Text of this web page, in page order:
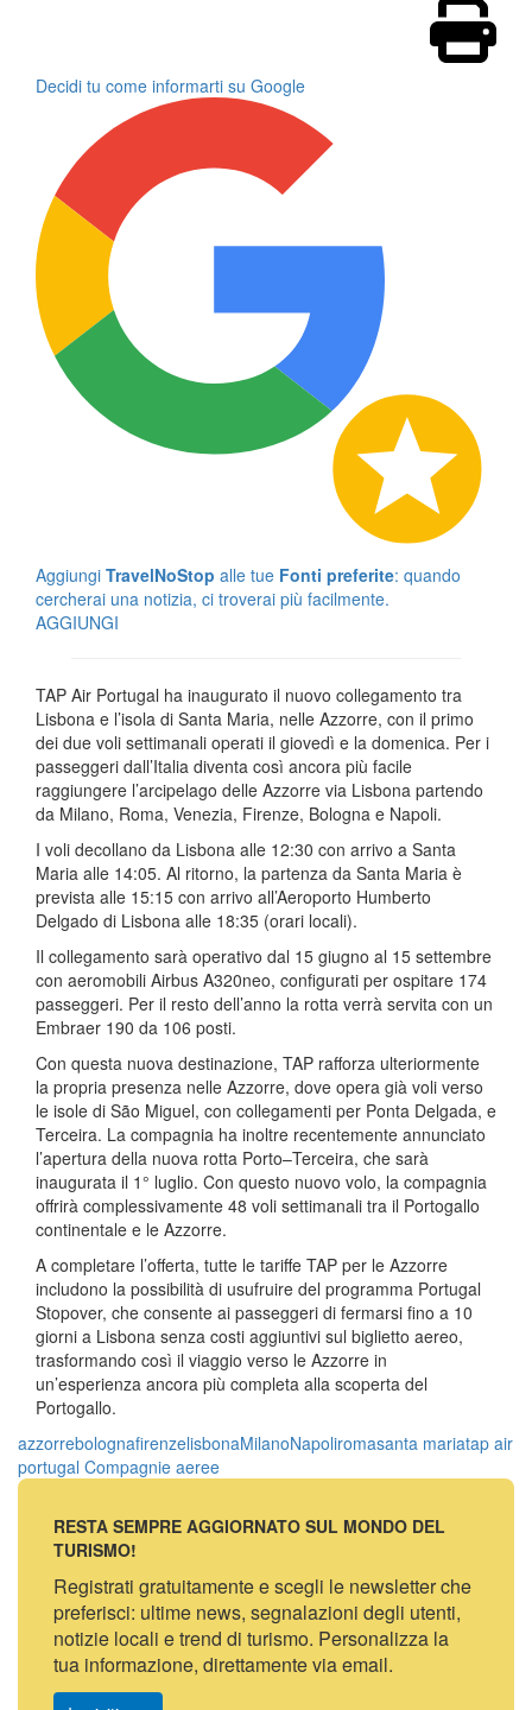
Decidi tu come informarti su Google
Aggiungi TravelNoStop alle tue Fonti preferite: quando
cercherai una notizia, ci troverai più facilmente.
AGGIUNGI
TAP Air Portugal ha inaugurato il nuovo collegamento tra
Lisbona e l’isola di Santa Maria, nelle Azzorre, con il primo
dei due voli settimanali operati il giovedì e la domenica. Per i
passeggeri dall’Italia diventa così ancora più facile
raggiungere l’arcipelago delle Azzorre via Lisbona partendo
da Milano, Roma, Venezia, Firenze, Bologna e Napoli.
I voli decollano da Lisbona alle 12:30 con arrivo a Santa
Maria alle 14:05. Al ritorno, la partenza da Santa Maria è
prevista alle 15:15 con arrivo all’Aeroporto Humberto
Delgado di Lisbona alle 18:35 (orari locali).
Il collegamento sarà operativo dal 15 giugno al 15 settembre
con aeromobili Airbus A320neo, configurati per ospitare 174
passeggeri. Per il resto dell’anno la rotta verrà servita con un
Embraer 190 da 106 posti.
Con questa nuova destinazione, TAP rafforza ulteriormente
la propria presenza nelle Azzorre, dove opera già voli verso
le isole di São Miguel, con collegamenti per Ponta Delgada, e
Terceira. La compagnia ha inoltre recentemente annunciato
l’apertura della nuova rotta Porto–Terceira, che sarà
inaugurata il 1° luglio. Con questo nuovo volo, la compagnia
offrirà complessivamente 48 voli settimanali tra il Portogallo
continentale e le Azzorre.
A completare l’offerta, tutte le tariffe TAP per le Azzorre
includono la possibilità di usufruire del programma Portugal
Stopover, che consente ai passeggeri di fermarsi fino a 10
giorni a Lisbona senza costi aggiuntivi sul biglietto aereo,
trasformando così il viaggio verso le Azzorre in
un’esperienza ancora più completa alla scoperta del
Portogallo.
azzorrebolognafirenzelisbonaMilanoNapoliromasanta mariatap air
portugal Compagnie aeree
RESTA SEMPRE AGGIORNATO SUL MONDO DEL
TURISMO!
Registrati gratuitamente e scegli le newsletter che
preferisci: ultime news, segnalazioni degli utenti,
notizie locali e trend di turismo. Personalizza la
tua informazione, direttamente via email.